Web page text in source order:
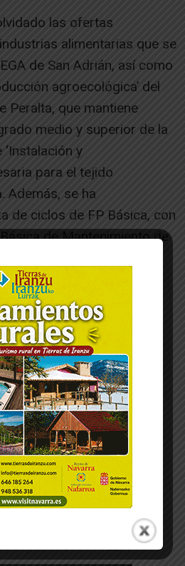
las ofertas
alimentarias que se
de San Adrián, así como
agroecológica’ del
Peralta, que mantiene
medio y superior de la
y
para el tejido
Además, se ha
de ciclos de FP Básica, con
de Mantenimiento de
-- Publicidad --